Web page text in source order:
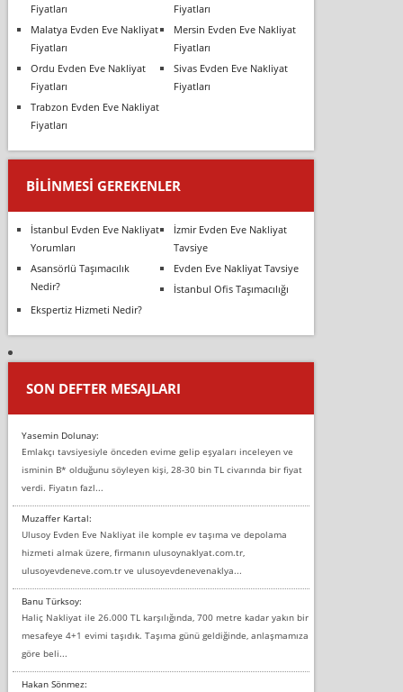
Fiyatları
Fiyatları
Malatya Evden Eve Nakliyat
Fiyatları
Mersin Evden Eve Nakliyat
Fiyatları
Ordu Evden Eve Nakliyat
Fiyatları
Sivas Evden Eve Nakliyat
Fiyatları
Trabzon Evden Eve Nakliyat
Fiyatları
BILINMESI GEREKENLER
İstanbul Evden Eve Nakliyat
Yorumları
İzmir Evden Eve Nakliyat
Tavsiye
Asansörlü Taşımacılık
Nedir?
Evden Eve Nakliyat Tavsiye
İstanbul Ofis Taşımacılığı
Ekspertiz Hizmeti Nedir?
SON DEFTER MESAJLARI
Yasemin Dolunay:
Emlakçı tavsiyesiyle önceden evime gelip eşyaları inceleyen ve
isminin B* olduğunu söyleyen kişi, 28-30 bin TL civarında bir fiyat
verdi. Fiyatın fazl...
Muzaffer Kartal:
Ulusoy Evden Eve Nakliyat ile komple ev taşıma ve depolama
hizmeti almak üzere, firmanın ulusoynaklyat.com.tr,
ulusoyevdeneve.com.tr ve ulusoyevdenevenaklya...
Banu Türksoy:
Haliç Nakliyat ile 26.000 TL karşılığında, 700 metre kadar yakın bir
mesafeye 4+1 evimi taşıdık. Taşıma günü geldiğinde, anlaşmamıza
göre beli...
Hakan Sönmez: